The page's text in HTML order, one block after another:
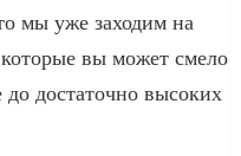
мы уже заходим на
вы может смело
до достаточно высоких